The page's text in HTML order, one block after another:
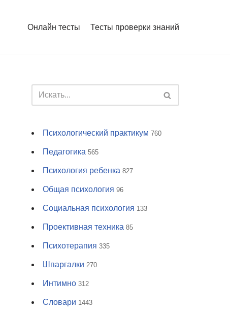
Онлайн тесты Тесты проверки знаний
Психологический практикум 760
Педагогика 565
Психология ребенка 827
Общая психология 96
Социальная психология 133
Проективная техника 85
Психотерапия 335
Шпаргалки 270
Интимно 312
Словари 1443